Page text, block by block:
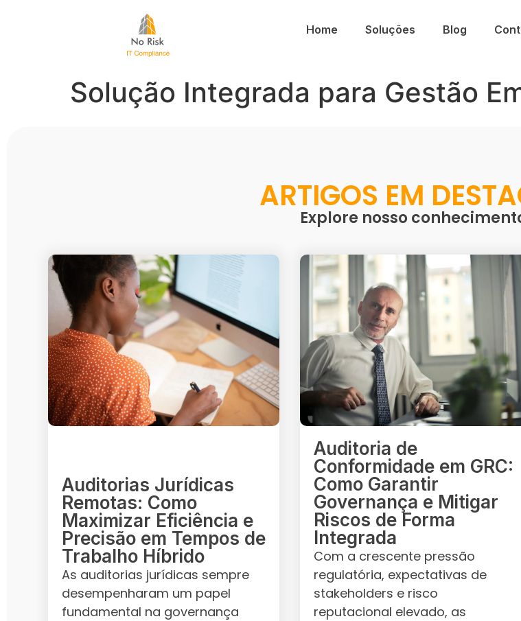
Home Soluções Blog
Solução Integrada para Gestão
ARTIGOS EM
Explore nosso
Auditorias Jurídicas
Remotas: Como
Maximizar Eficiência e
Precisão em Tempos de
Trabalho Híbrido
As auditorias jurídicas sempre
desempenharam um papel
fundamental na governança
Auditoria de
Conformidade em GRC:
Como Garantir
Governança e Mitigar
Riscos de Forma
Integrada
Com a crescente pressão
regulatória, expectativas de
stakeholders e risco
reputacional elevado, as